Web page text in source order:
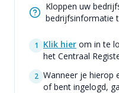
Kloppen uw
bedrijfsinformatie
1 Klik hier om in te
het Centraal
2 Wanneer je hierop
of bent ingelogd,